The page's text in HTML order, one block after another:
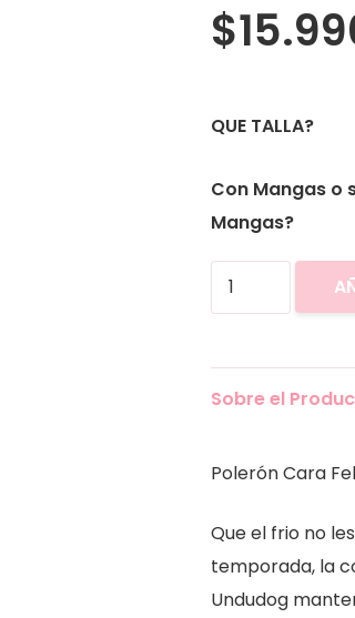
$
QUE TALLA?
Con Mangas o
Mangas?
Polerón
Cara
2024
cantidad
Sobre el
Polerón Cara
Que el frio no
temporada, la
Undudog